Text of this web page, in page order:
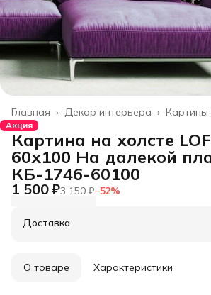
Картины
Декор интерьера ›
Главная ›
Акция
Картина на холсте
60х100 На далекой
КБ-1746-60100
1 500 ₽3 150 ₽−52%
Доставка
О товаре Характеристики